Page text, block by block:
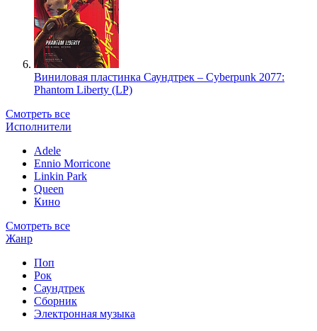
Виниловая пластинка Саундтрек – Cyberpunk 2077:
Phantom Liberty (LP)
Смотреть все
Исполнители
Adele
Ennio Morricone
Linkin Park
Queen
Кино
Смотреть все
Жанр
Поп
Рок
Саундтрек
Сборник
Электронная музыка